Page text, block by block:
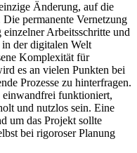
Änderung, auf die
permanente Vernetzung
Arbeitsschritte und
in der digitalen Welt
Komplexität für
es an vielen Punkten bei
Prozesse zu hinterfragen.
einwandfrei funktioniert,
und nutzlos sein. Eine
um das Projekt sollte
bei rigoroser Planung